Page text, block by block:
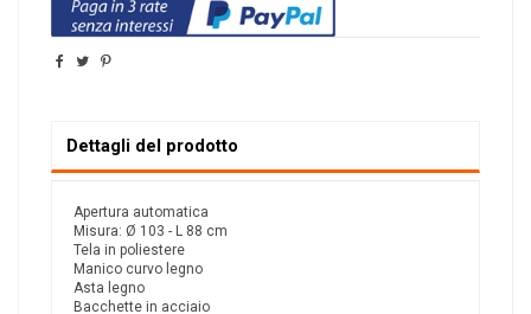
Dettagli del prodotto
Apertura automatica
Misura: Ø 103 - L 88 cm
Tela in poliestere
Manico curvo legno
Asta legno
Bacchette in acciaio